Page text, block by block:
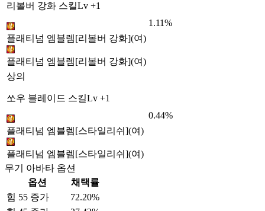
리볼버 강화 스킬Lv +1
플래티넘 엠블렘[리볼버 강화](여)
플래티넘 엠블렘[리볼버 강화](여)
1.11%
상의
쏘우 블레이드 스킬Lv +1
플래티넘 엠블렘[스타일리쉬](여)
플래티넘 엠블렘[스타일리쉬](여)
0.44%
무기 아바타 옵션
옵션
채택률
힘 55 증가
72.20%